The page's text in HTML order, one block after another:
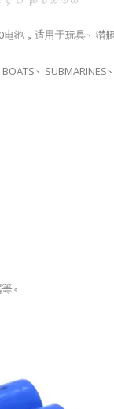
池，适用于玩具、潜
、
。